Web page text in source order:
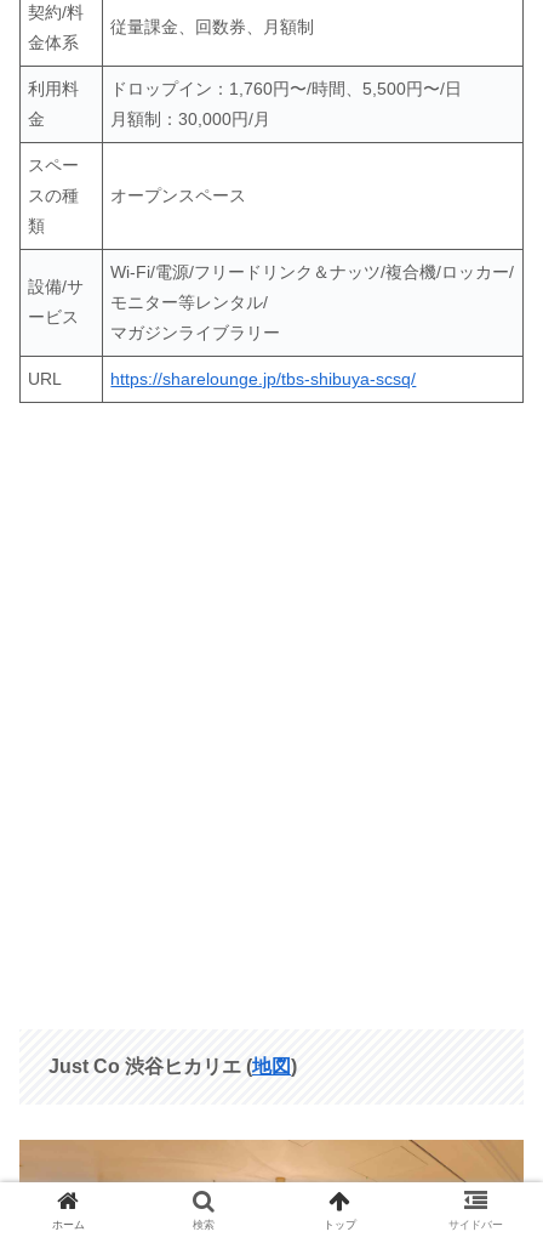
契約/料
金体系
従量課金、回数券、月額制
利用料
金
ドロップイン：1,760円〜/時間、5,500円〜/日
月額制：30,000円/月
スペー
スの種
類
オープンスペース
設備/サ
ービス
Wi-Fi/電源/フリードリンク＆ナッツ/複合機/ロッカー/
モニター等レンタル/
マガジンライブラリー
URL https://sharelounge.jp/tbs-shibuya-scsq/
Just Co 渋谷ヒカリエ (地図)
ホーム 検索 トップ サイドバー